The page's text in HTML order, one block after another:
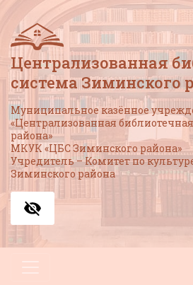
Централизованная
система Зиминского
Муниципальное казённое
«Централизованная
района»
МКУК «ЦБС Зиминского района»
Учредитель – Комитет по
Зиминского района